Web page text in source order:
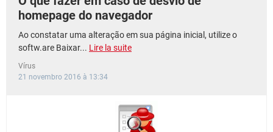
homepage do navegador
Ao constatar uma alteração em sua página inicial, utilize o
softw.are Baixar... Lire la suite
Vírus
21 novembro 2016 à 13:34